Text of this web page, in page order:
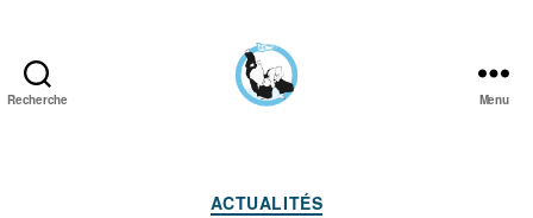
Recherche Menu
Catégories
ACTUALITÉS